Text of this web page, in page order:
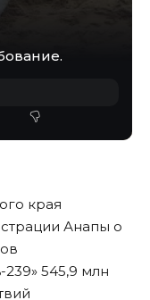
края
Анапы о
239» 545,9 млн